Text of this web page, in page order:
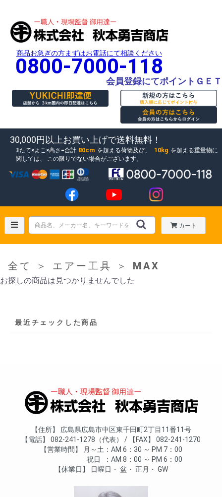
商品お急ぎの方まずはお電話にて相談ください
0800-7000-118
会員登録にてポイントＧＥＴ
30,000円以上お買い上げで送料無料！
たて×よこ×高さ=合計 80cm を超える荷物及び、 10kg を超える重量物に
関しては、
この限りでない場合がございます。
カート
全て ＞ エアー工具 ＞ MAX
お探しの商品は見つかりませんでした
最近チェックした商品
住所
広島県広島市中区東千田町2丁目11番11号
電話
082-241-1278（代表） FAX
082-241-1270
営業時間
月～土
AM 6：30 ～ PM 7：00
祝日
AM 8：00 ～ PM 6：00
休業日
日曜日 盆 正月 GW